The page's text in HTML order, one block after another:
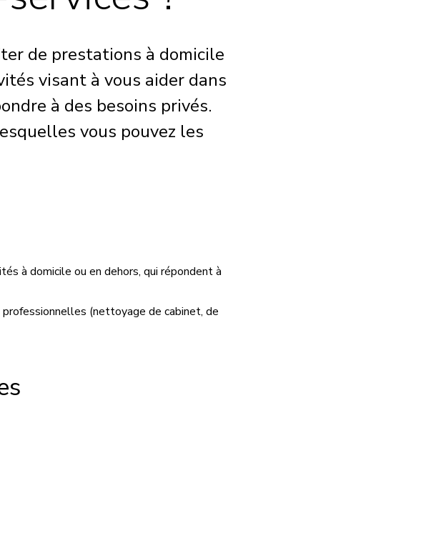
de prestations à domicile
visant à vous aider dans
à des besoins privés.
vous pouvez les
à domicile ou en dehors, qui répondent à
(nettoyage de cabinet, de